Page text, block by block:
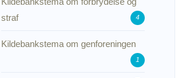
straf
4
Kildebankstema om genforeningen
1